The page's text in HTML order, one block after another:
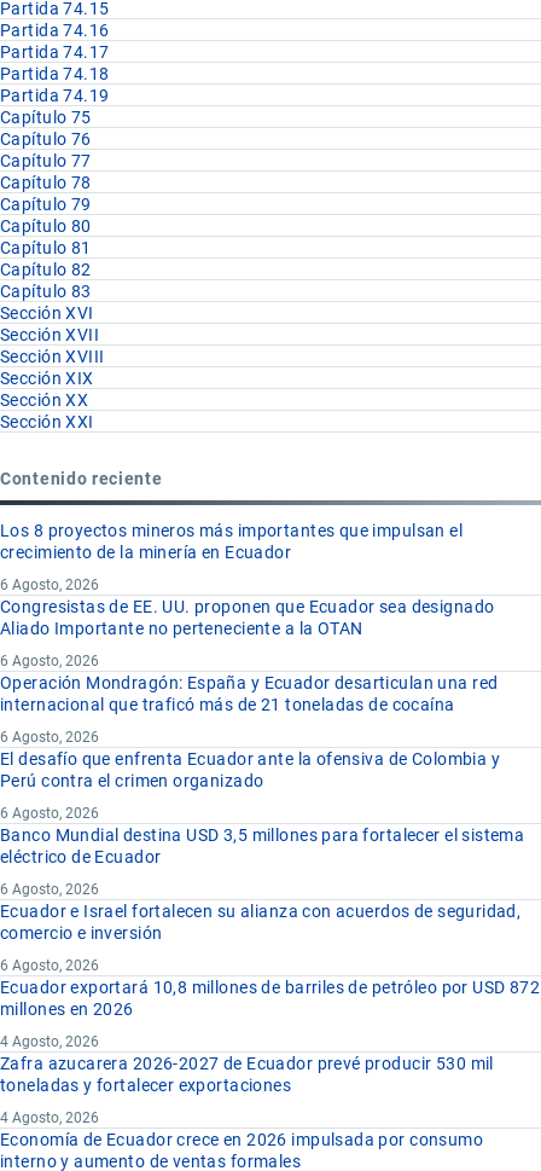
Partida 74.15
Partida 74.16
Partida 74.17
Partida 74.18
Partida 74.19
Capítulo 75
Capítulo 76
Capítulo 77
Capítulo 78
Capítulo 79
Capítulo 80
Capítulo 81
Capítulo 82
Capítulo 83
Sección XVI
Sección XVII
Sección XVIII
Sección XIX
Sección XX
Sección XXI
Contenido reciente
Los 8 proyectos mineros más importantes que impulsan el
crecimiento de la minería en Ecuador
6 Agosto, 2026
Congresistas de EE. UU. proponen que Ecuador sea designado
Aliado Importante no perteneciente a la OTAN
6 Agosto, 2026
Operación Mondragón: España y Ecuador desarticulan una red
internacional que traficó más de 21 toneladas de cocaína
6 Agosto, 2026
El desafío que enfrenta Ecuador ante la ofensiva de Colombia y
Perú contra el crimen organizado
6 Agosto, 2026
Banco Mundial destina USD 3,5 millones para fortalecer el sistema
eléctrico de Ecuador
6 Agosto, 2026
Ecuador e Israel fortalecen su alianza con acuerdos de seguridad,
comercio e inversión
6 Agosto, 2026
Ecuador exportará 10,8 millones de barriles de petróleo por USD 872
millones en 2026
4 Agosto, 2026
Zafra azucarera 2026-2027 de Ecuador prevé producir 530 mil
toneladas y fortalecer exportaciones
4 Agosto, 2026
Economía de Ecuador crece en 2026 impulsada por consumo
interno y aumento de ventas formales